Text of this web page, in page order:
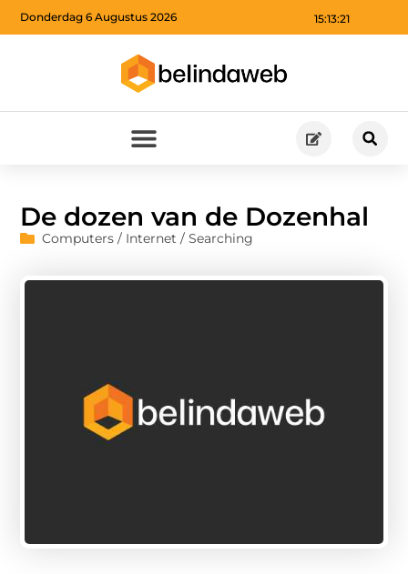
15:13:22
Donderdag 6 Augustus 2026
De dozen van de Dozenhal
Computers / Internet / Searching